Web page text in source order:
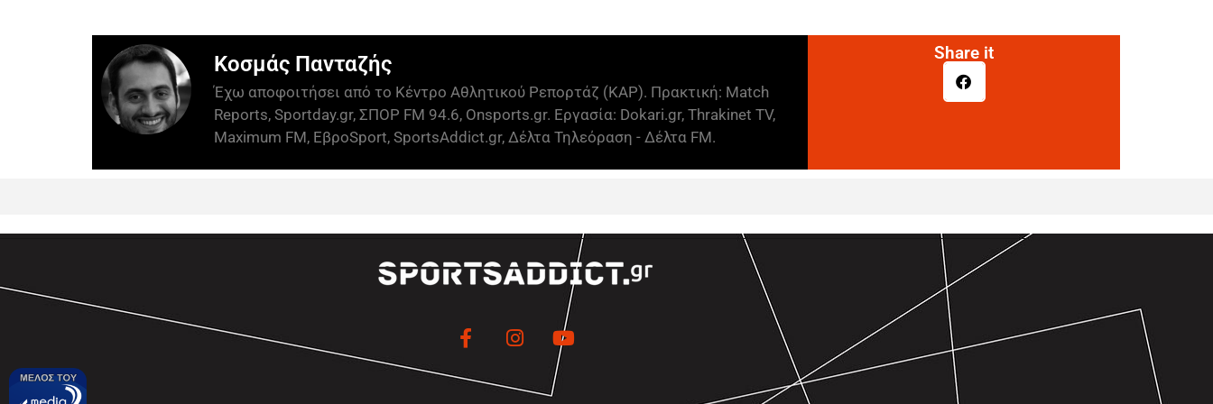
Κοσμάς Πανταζής
Έχω αποφοιτήσει από το Κέντρο Αθλητικού Ρεπορτάζ (ΚΑΡ). Πρακτική: Match
Reports, Sportday.gr, ΣΠΟΡ FM 94.6, Onsports.gr. Εργασία: Dokari.gr, Thrakinet TV,
Maximum FM, ΕβροSport, SportsAddict.gr, Δέλτα Τηλεόραση - Δέλτα FM.
Share it